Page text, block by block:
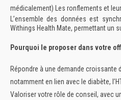
médicalement)
Les ronflements et
L’ensemble des données est
Withings Health Mate, permettant un
Pourquoi le proposer dans votre
Répondre à une demande croissante
notamment en lien avec le diabète, l’
Valoriser votre rôle de conseil , avec